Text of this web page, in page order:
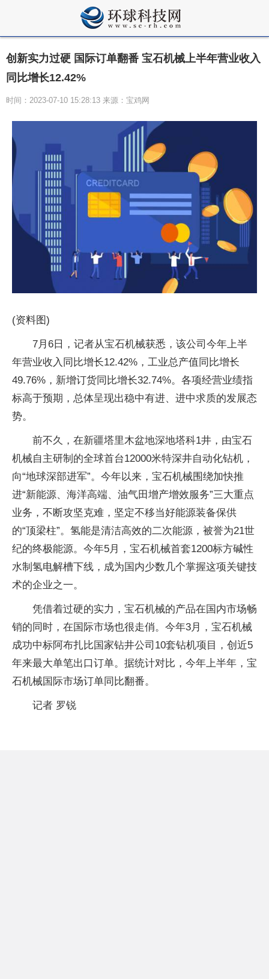
创新实力过硬 国际订单翻番 宝石机械上半年营业收入
同比增长12.42%
时间：2023-07-10 15:28:13 来源：宝鸡网
(资料图)
7月6日，记者从宝石机械获悉，该公司今年上半
年营业收入同比增长12.42%，工业总产值同比增长
49.76%，新增订货同比增长32.74%。各项经营业绩指
标高于预期，总体呈现出稳中有进、进中求质的发展态
势。
前不久，在新疆塔里木盆地深地塔科1井，由宝石
机械自主研制的全球首台12000米特深井自动化钻机，
向“地球深部进军”。今年以来，宝石机械围绕加快推
进“新能源、海洋高端、油气田增产增效服务”三大重点
业务，不断攻坚克难，坚定不移当好能源装备保供
的“顶梁柱”。氢能是清洁高效的二次能源，被誉为21世
纪的终极能源。今年5月，宝石机械首套1200标方碱性
水制氢电解槽下线，成为国内少数几个掌握这项关键技
术的企业之一。
凭借着过硬的实力，宝石机械的产品在国内市场畅
销的同时，在国际市场也很走俏。今年3月，宝石机械
成功中标阿布扎比国家钻井公司10套钻机项目，创近5
年来最大单笔出口订单。据统计对比，今年上半年，宝
石机械国际市场订单同比翻番。
记者 罗锐